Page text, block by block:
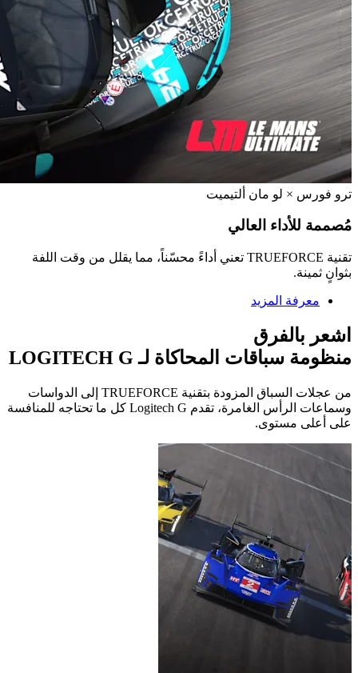
ترو فورس × لو مان ألتيميت
مُصممة للأداء العالي
تقنية TRUEFORCE تعني أداءً محسّناً، مما يقلل من وقت اللفة
بثوانٍ ثمينة.
معرفة المزيد
اشعر بالفرق
منظومة سباقات المحاكاة لـ LOGITECH G
من عجلات السباق المزودة بتقنية TRUEFORCE إلى الدواسات
وسماعات الرأس الغامرة، تقدم Logitech G كل ما تحتاجه للمنافسة
على أعلى مستوى.